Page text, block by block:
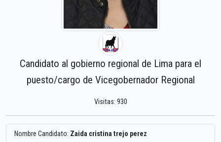
Candidato al gobierno regional de Lima para el
puesto/cargo de Vicegobernador Regional
Visitas: 930
Nombre Candidato: Zaida cristina trejo perez